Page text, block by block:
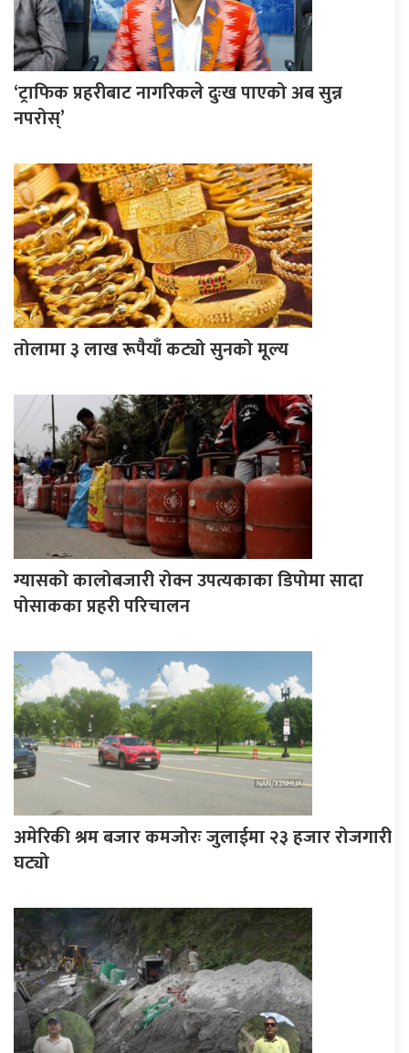
‘ट्राफिक प्रहरीबाट नागरिकले दुःख पाएको अब सुन्न
नपरोस्’
तोलामा ३ लाख रूपैयाँ कट्यो सुनको मूल्य
ग्यासको कालोबजारी रोक्न उपत्यकाका डिपोमा सादा
पोसाकका प्रहरी परिचालन
अमेरिकी श्रम बजार कमजोरः जुलाईमा २३ हजार रोजगारी
घट्यो